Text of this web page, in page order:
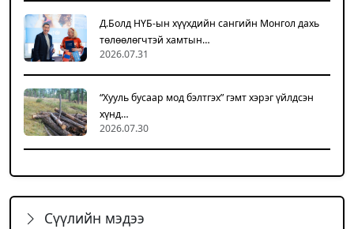
Д.Болд НҮБ-ын хүүхдийн сангийн Монгол дахь
төлөөлөгчтэй хамтын…
2026.07.31
“Хууль бусаар мод бэлтгэх” гэмт хэрэг үйлдсэн
хүнд…
2026.07.30
Сүүлийн мэдээ